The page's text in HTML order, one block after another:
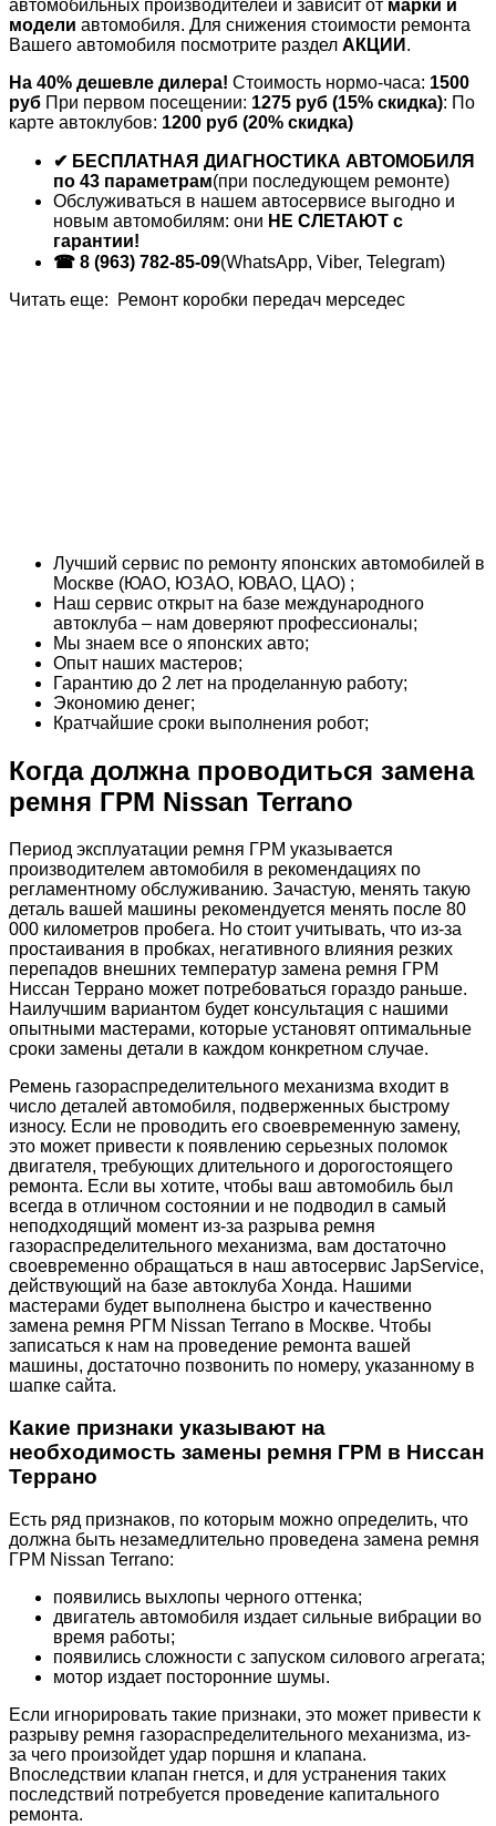
автомобильных производителей и зависит от марки и
модели автомобиля. Для снижения стоимости ремонта
Вашего автомобиля посмотрите раздел АКЦИИ .
На 40% дешевле дилера! Стоимость нормо-часа: 1500
руб При первом посещении: 1275 руб (15% скидка): По
карте автоклубов: 1200 руб (20% скидка)
✔ БЕСПЛАТНАЯ ДИАГНОСТИКА АВТОМОБИЛЯ
по 43 параметрам(при последующем ремонте)
Обслуживаться в нашем автосервисе выгодно и
новым автомобилям: они НЕ СЛЕТАЮТ c
гарантии!
☎ 8 (963) 782-85-09(WhatsApp, Viber, Telegram)
Читать еще: Ремонт коробки передач мерседес
Лучший сервис по ремонту японских автомобилей в
Москве (ЮАО, ЮЗАО, ЮВАО, ЦАО) ;
Наш сервис открыт на базе международного
автоклуба – нам доверяют профессионалы;
Мы знаем все о японских авто;
Опыт наших мастеров;
Гарантию до 2 лет на проделанную работу;
Экономию денег;
Кратчайшие сроки выполнения робот;
Когда должна проводиться замена
ремня ГРМ Nissan Terrano
Период эксплуатации ремня ГРМ указывается
производителем автомобиля в рекомендациях по
регламентному обслуживанию. Зачастую, менять такую
деталь вашей машины рекомендуется менять после 80
000 километров пробега. Но стоит учитывать, что из-за
простаивания в пробках, негативного влияния резких
перепадов внешних температур замена ремня ГРМ
Ниссан Террано может потребоваться гораздо раньше.
Наилучшим вариантом будет консультация с нашими
опытными мастерами, которые установят оптимальные
сроки замены детали в каждом конкретном случае.
Ремень газораспределительного механизма входит в
число деталей автомобиля, подверженных быстрому
износу. Если не проводить его своевременную замену,
это может привести к появлению серьезных поломок
двигателя, требующих длительного и дорогостоящего
ремонта. Если вы хотите, чтобы ваш автомобиль был
всегда в отличном состоянии и не подводил в самый
неподходящий момент из-за разрыва ремня
газораспределительного механизма, вам достаточно
своевременно обращаться в наш автосервис JapService,
действующий на базе автоклуба Хонда. Нашими
мастерами будет выполнена быстро и качественно
замена ремня РГМ Nissan Terrano в Москве. Чтобы
записаться к нам на проведение ремонта вашей
машины, достаточно позвонить по номеру, указанному в
шапке сайта.
Какие признаки указывают на
необходимость замены ремня ГРМ в Ниссан
Террано
Есть ряд признаков, по которым можно определить, что
должна быть незамедлительно проведена замена ремня
ГРМ Nissan Terrano:
появились выхлопы черного оттенка;
двигатель автомобиля издает сильные вибрации во
время работы;
появились сложности с запуском силового агрегата;
мотор издает посторонние шумы.
Если игнорировать такие признаки, это может привести к
разрыву ремня газораспределительного механизма, из-
за чего произойдет удар поршня и клапана.
Впоследствии клапан гнется, и для устранения таких
последствий потребуется проведение капитального
ремонта.